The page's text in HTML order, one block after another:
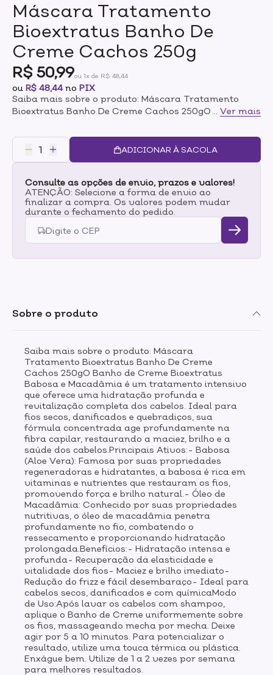
Máscara Tratamento
Bioextratus Banho De
Creme Cachos 250g
R$ 50,99ou 1x de R$ 48,44
ou R$ 48,44no PIX
Saiba mais sobre o produto: Máscara Tratamento
Bioextratus Banho De Creme Cachos 250gO Banho de
tratamento intensivo que oferece uma hidratação
profunda e revitalização completa dos cabelos. Ideal
para fios secos, danificados e quebradiços, sua
capilar, restaurando a maciez, brilho e a saúde dos
cabelos.Principais Ativos:- Babosa (Aloe Vera):
Famosa por suas propriedades regeneradoras e
hidratantes, a babosa é rica em vitaminas e
nutrientes que restauram os fios, promovendo força e
brilho natural.- Óleo de Macadâmia: Conhecido por
suas propriedades nutritivas, o óleo de macadâmia
dos fios- Maciez e brilho imediato- Redução do frizz e
cabelos com shampoo, aplique o Banho de Creme
uniformemente sobre os fios, massageando mecha
por mecha. Deixe agir por 5 a 10 minutos. Para
potencializar o resultado, utilize uma touca térmica ou
plástica. Enxágue bem. Utilize de 1 a 2 vezes por
semana para melhores resultados.
Ver mais
ADICIONAR À SACOLA
Consulte as opções de envio, prazos e valores!
ATENÇÃO: Selecione a forma de envio ao
finalizar a compra. Os valores podem mudar
durante o fechamento do pedido.
Sobre o produto
Saiba mais sobre o produto: Máscara
Tratamento Bioextratus Banho De Creme
Cachos 250gO Banho de Creme Bioextratus
Babosa e Macadâmia é um tratamento intensivo
que oferece uma hidratação profunda e
revitalização completa dos cabelos. Ideal para
fios secos, danificados e quebradiços, sua
fórmula concentrada age profundamente na
fibra capilar, restaurando a maciez, brilho e a
saúde dos cabelos.Principais Ativos:- Babosa
(Aloe Vera): Famosa por suas propriedades
regeneradoras e hidratantes, a babosa é rica em
vitaminas e nutrientes que restauram os fios,
promovendo força e brilho natural.- Óleo de
Macadâmia: Conhecido por suas propriedades
nutritivas, o óleo de macadâmia penetra
profundamente no fio, combatendo o
ressecamento e proporcionando hidratação
prolongada.Benefícios:- Hidratação intensa e
profunda- Recuperação da elasticidade e
vitalidade dos fios- Maciez e brilho imediato-
Redução do frizz e fácil desembaraço- Ideal para
cabelos secos, danificados e com químicaModo
de Uso:Após lavar os cabelos com shampoo,
aplique o Banho de Creme uniformemente sobre
os fios, massageando mecha por mecha. Deixe
agir por 5 a 10 minutos. Para potencializar o
resultado, utilize uma touca térmica ou plástica.
Enxágue bem. Utilize de 1 a 2 vezes por semana
para melhores resultados.